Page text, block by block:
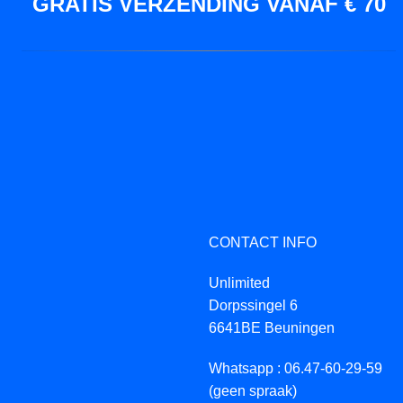
CONTACT INFO
Unlimited
Dorpssingel 6
6641BE Beuningen
Whatsapp : 06.47-60-29-59
(geen spraak)